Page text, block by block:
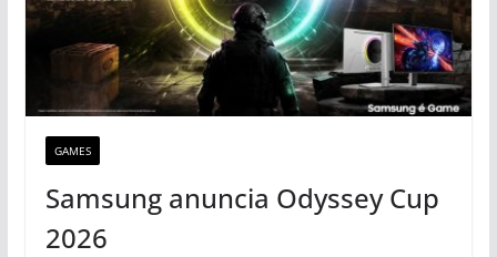
GAMES
Samsung anuncia Odyssey Cup
2026